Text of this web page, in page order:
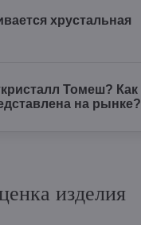
хрустальная
Томеш? Как
на рынке?
изделия